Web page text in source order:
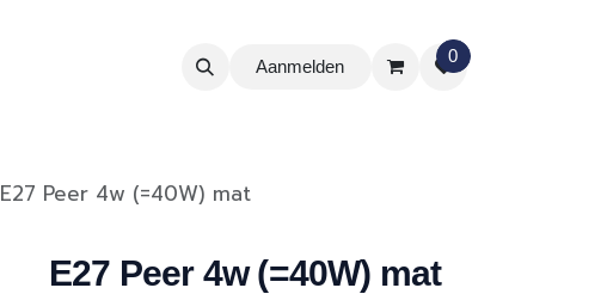
Aanmelden
0
E27 Peer 4w (=40W) mat
E27 Peer 4w (=40W) mat